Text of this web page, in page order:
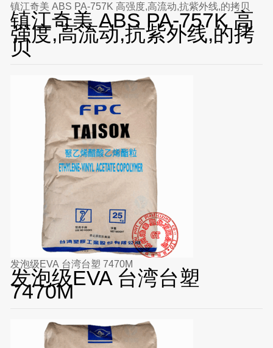
镇江奇美 ABS PA-757K 高强度,高流动,抗紫外线,的拷贝
镇江奇美 ABS PA-757K 高
强度,高流动,抗紫外线,的拷
贝
发泡级EVA 台湾台塑 7470M
发泡级EVA 台湾台塑
7470M